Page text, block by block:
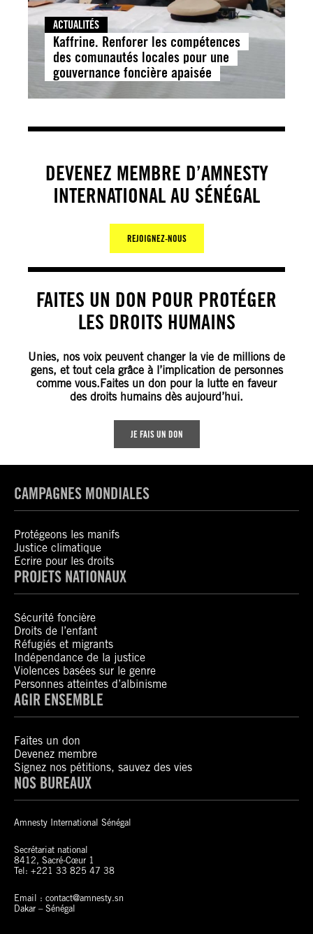
ACTUALITÉS
Kaffrine. Renforer les compétences
des comunautés locales pour une
gouvernance foncière apaisée
DEVENEZ MEMBRE D’AMNESTY
INTERNATIONAL AU SÉNÉGAL
REJOIGNEZ-NOUS
FAITES UN DON POUR PROTÉGER
LES DROITS HUMAINS
Unies, nos voix peuvent changer la vie de millions de
gens, et tout cela grâce à l’implication de personnes
comme vous.Faites un don pour la lutte en faveur
des droits humains dès aujourd’hui.
JE FAIS UN DON
CAMPAGNES MONDIALES
Protégeons les manifs
Justice climatique
Ecrire pour les droits
PROJETS NATIONAUX
Sécurité foncière
Droits de l’enfant
Réfugiés et migrants
Indépendance de la justice
Violences basées sur le genre
Personnes atteintes d’albinisme
AGIR ENSEMBLE
Faites un don
Devenez membre
Signez nos pétitions, sauvez des vies
NOS BUREAUX
Amnesty International Sénégal
Secrétariat national
8412, Sacré-Cœur 1
Tel: +221 33 825 47 38
Email : contact@amnesty.sn
Dakar – Sénégal